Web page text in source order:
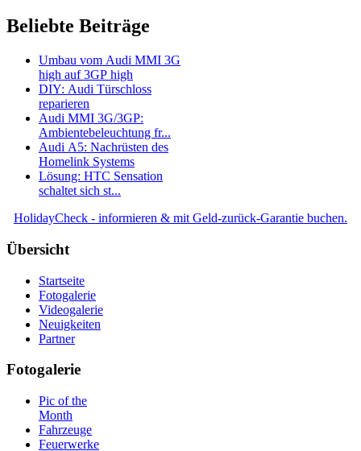
Beliebte Beiträge
Umbau vom Audi MMI 3G
high auf 3GP high
DIY: Audi Türschloss
reparieren
Audi MMI 3G/3GP:
Ambientebeleuchtung fr...
Audi A5: Nachrüsten des
Homelink Systems
Lösung: HTC Sensation
schaltet sich st...
HolidayCheck - informieren & mit Geld-zurück-Garantie buchen.
Übersicht
Startseite
Fotogalerie
Videogalerie
Neuigkeiten
Partner
Fotogalerie
Pic of the
Month
Fahrzeuge
Feuerwerke